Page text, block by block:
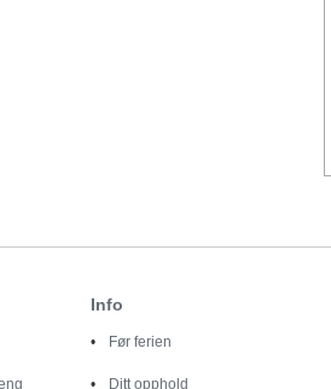
Info
Før ferien
Ditt opphold